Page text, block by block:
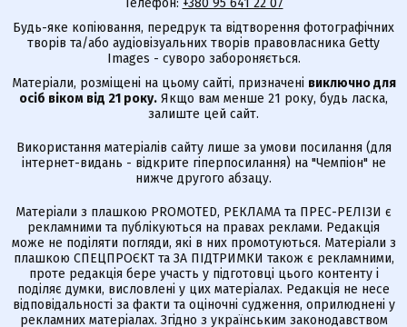
Будь-яке копіювання, передрук та відтворення фотографічних
творів та/або аудіовізуальних творів правовласника Getty
Images - суворо забороняється.
Матеріали, розміщені на цьому сайті, призначені виключно для
осіб віком від 21 року. Якщо вам менше 21 року, будь ласка,
залиште цей сайт.
Використання матеріалів сайту лише за умови посилання (для
інтернет-видань - відкрите гіперпосилання) на "Чемпіон" не
нижче другого абзацу.
Матеріали з плашкою PROMOTED, РЕКЛАМА та ПРЕС-РЕЛІЗИ є
рекламними та публікуються на правах реклами. Редакція
може не поділяти погляди, які в них промотуються. Матеріали з
плашкою СПЕЦПРОЄКТ та ЗА ПІДТРИМКИ також є рекламними,
проте редакція бере участь у підготовці цього контенту і
поділяє думки, висловлені у цих матеріалах. Редакція не несе
відповідальності за факти та оціночні судження, оприлюднені у
рекламних матеріалах. Згідно з українським законодавством